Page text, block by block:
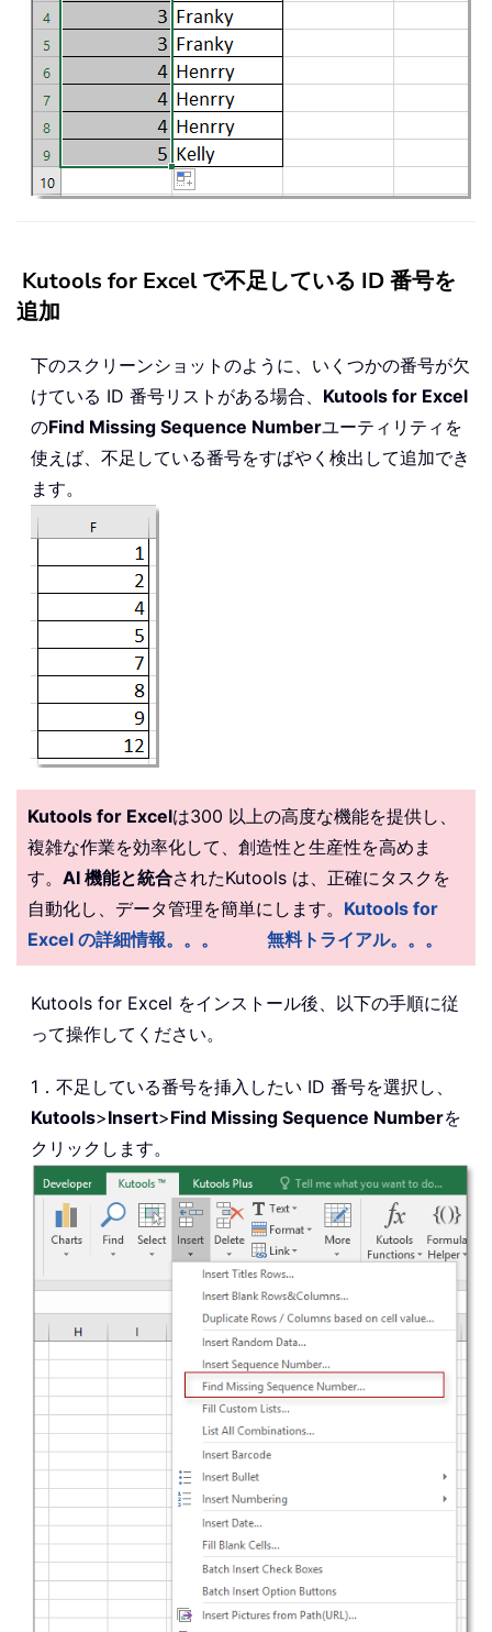
Kutools for Excel で不足している ID 番号を
追加
下のスクリーンショットのように、いくつかの番号が欠
けている ID 番号リストがある場合、 Kutools for Excel
のFind Missing Sequence Numberユーティリティを
使えば、不足している番号をすばやく検出して追加でき
ます。
Kutools for Excelは300 以上の高度な機能を提供し、
複雑な作業を効率化して、創造性と生産性を高めま
す。 AI 機能と統合されたKutools は、正確にタスクを
自動化し、データ管理を簡単にします。 Kutools for
Excel の詳細情報。。。
無料トライアル。。。
Kutools for Excel をインストール後、以下の手順に従
って操作してください。
1．不足している番号を挿入したい ID 番号を選択し、
Kutools>Insert>Find Missing Sequence Numberを
クリックします。